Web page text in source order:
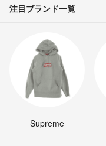
注目ブランド一覧
Supreme